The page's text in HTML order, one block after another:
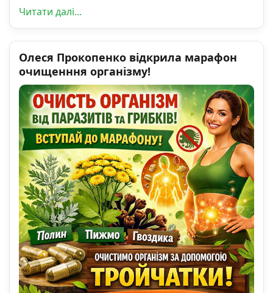
Читати далі...
Олеся Прокопенко відкрила марафон
очищенння організму!